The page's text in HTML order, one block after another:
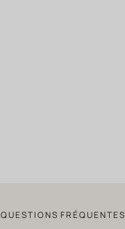
QUESTIONS FRÉQUENTES